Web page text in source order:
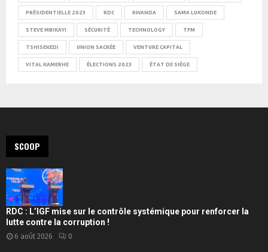
PRÉSIDENTIELLE 2023 RDC RWANDA SAMA LUKONDE
STEVE MBIKAYI SÉCURITÉ TECHNOLOGY TFM
TSHISEKEDI UNION SACRÉE VENTURE CAPITAL
VITAL KAMERHE ÉLECTIONS 2023 ÉTAT DE SIÈGE
SCOOP
RDC : L’IGF mise sur le contrôle systémique pour renforcer la
lutte contre la corruption !
6 août 2026 0